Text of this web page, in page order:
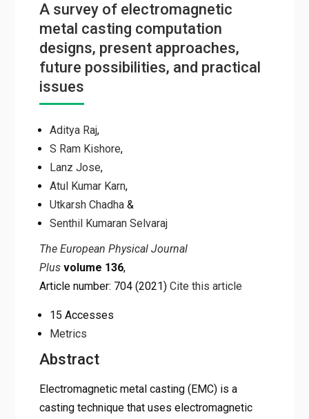
A survey of electromagnetic
metal casting computation
designs, present approaches,
future possibilities, and practical
issues
Aditya Raj,
S Ram Kishore,
Lanz Jose,
Atul Kumar Karn,
Utkarsh Chadha&
Senthil Kumaran Selvaraj
The European Physical Journal
Plus volume 136,
Article number: 704 (2021) Cite this article
15 Accesses
Metrics
Abstract
Electromagnetic metal casting (EMC) is a
casting technique that uses electromagnetic